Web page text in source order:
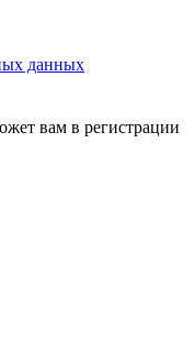
данных
вам в регистрации